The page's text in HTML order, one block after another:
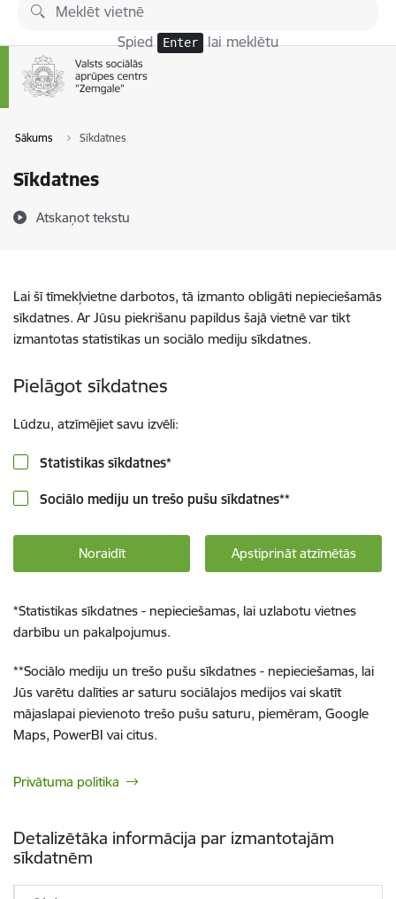
Pāriet uz lapas saturu
Spied Enter lai meklētu
Sākums Sīkdatnes
Sīkdatnes
Atskaņot tekstu
Lai šī tīmekļvietne darbotos, tā izmanto obligāti nepieciešamās
sīkdatnes. Ar Jūsu piekrišanu papildus šajā vietnē var tikt
izmantotas statistikas un sociālo mediju sīkdatnes.
Pielāgot sīkdatnes
Lūdzu, atzīmējiet savu izvēli:
Statistikas sīkdatnes*
Sociālo mediju un trešo pušu sīkdatnes**
Noraidīt Apstiprināt atzīmētās
*Statistikas sīkdatnes - nepieciešamas, lai uzlabotu vietnes
darbību un pakalpojumus.
**Sociālo mediju un trešo pušu sīkdatnes - nepieciešamas, lai
Jūs varētu dalīties ar saturu sociālajos medijos vai skatīt
mājaslapai pievienoto trešo pušu saturu, piemēram, Google
Maps, PowerBI vai citus.
Privātuma politika
Detalizētāka informācija par izmantotajām
sīkdatnēm